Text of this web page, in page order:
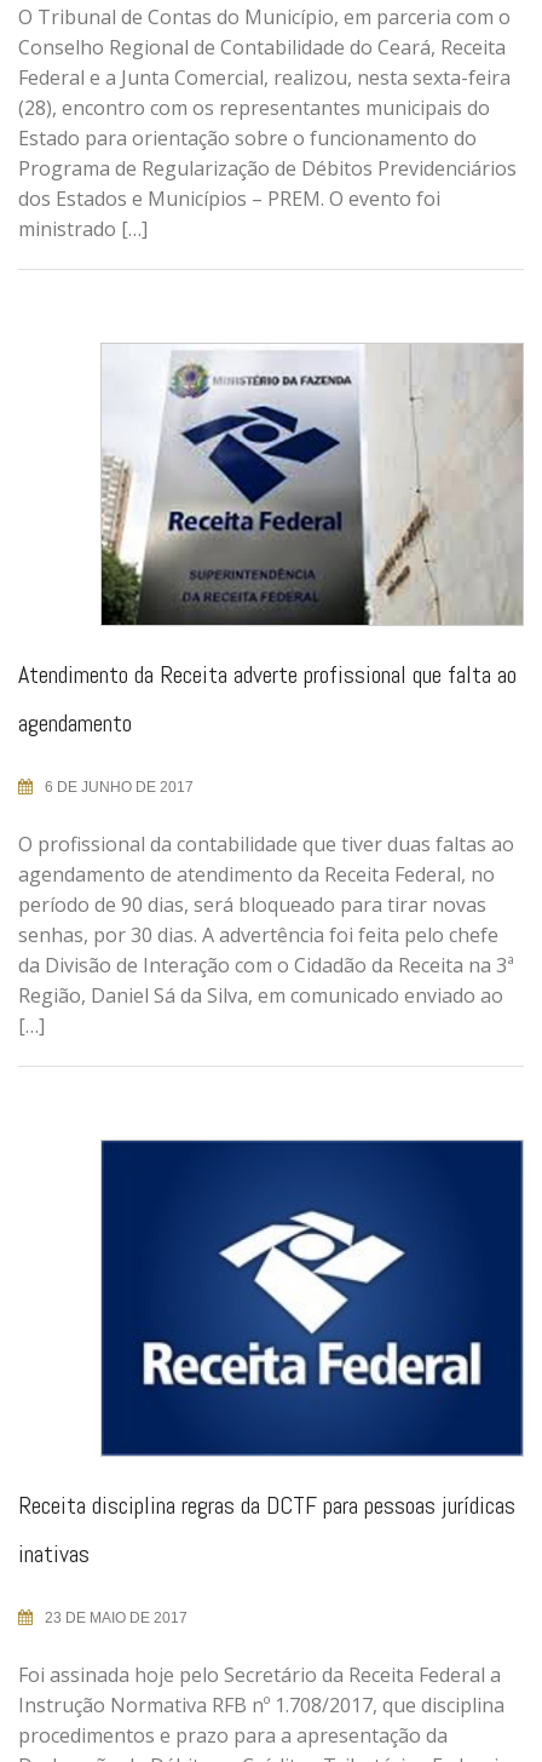
O Tribunal de Contas do Município, em parceria com o
Conselho Regional de Contabilidade do Ceará, Receita
Federal e a Junta Comercial, realizou, nesta sexta-feira
(28), encontro com os representantes municipais do
Estado para orientação sobre o funcionamento do
Programa de Regularização de Débitos Previdenciários
dos Estados e Municípios – PREM. O evento foi
ministrado […]
Atendimento da Receita adverte profissional que falta ao
agendamento
6 DE JUNHO DE 2017
O profissional da contabilidade que tiver duas faltas ao
agendamento de atendimento da Receita Federal, no
período de 90 dias, será bloqueado para tirar novas
senhas, por 30 dias. A advertência foi feita pelo chefe
da Divisão de Interação com o Cidadão da Receita na 3ª
Região, Daniel Sá da Silva, em comunicado enviado ao
[…]
Receita disciplina regras da DCTF para pessoas jurídicas
inativas
23 DE MAIO DE 2017
Foi assinada hoje pelo Secretário da Receita Federal a
Instrução Normativa RFB nº 1.708/2017, que disciplina
procedimentos e prazo para a apresentação da